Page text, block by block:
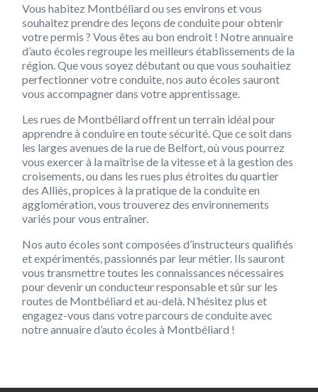
Vous habitez Montbéliard ou ses environs et vous
souhaitez prendre des leçons de conduite pour obtenir
votre permis ? Vous êtes au bon endroit ! Notre annuaire
d’auto écoles regroupe les meilleurs établissements de la
région. Que vous soyez débutant ou que vous souhaitiez
perfectionner votre conduite, nos auto écoles sauront
vous accompagner dans votre apprentissage.
Les rues de Montbéliard offrent un terrain idéal pour
apprendre à conduire en toute sécurité. Que ce soit dans
les larges avenues de la rue de Belfort, où vous pourrez
vous exercer à la maîtrise de la vitesse et à la gestion des
croisements, ou dans les rues plus étroites du quartier
des Alliés, propices à la pratique de la conduite en
agglomération, vous trouverez des environnements
variés pour vous entraîner.
Nos auto écoles sont composées d’instructeurs qualifiés
et expérimentés, passionnés par leur métier. Ils sauront
vous transmettre toutes les connaissances nécessaires
pour devenir un conducteur responsable et sûr sur les
routes de Montbéliard et au-delà. N’hésitez plus et
engagez-vous dans votre parcours de conduite avec
notre annuaire d’auto écoles à Montbéliard !